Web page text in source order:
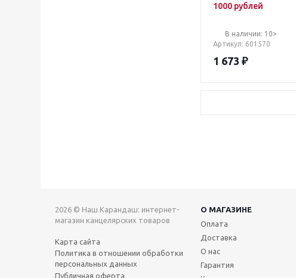
1000 рублей
В наличии: 10>
Артикул: 601570
1 673 ₽
2026 © Наш Карандаш: интернет-
магазин канцелярских товаров
Карта сайта
Политика в отношении обработки
персональных данных
Публичная оферта
О МАГАЗИНЕ
Оплата
Доставка
О нас
Гарантия